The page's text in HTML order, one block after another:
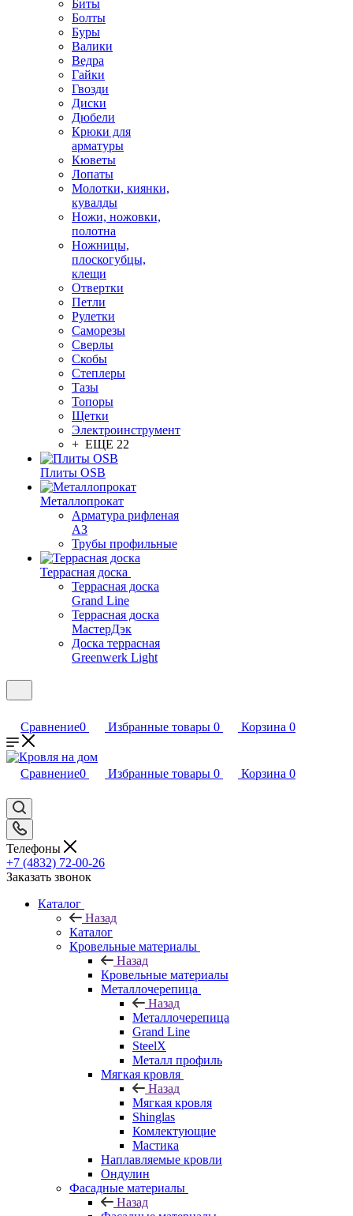
Биты
Болты
Буры
Валики
Ведра
Гайки
Гвозди
Диски
Дюбели
Крюки для
арматуры
Кюветы
Лопаты
Молотки, киянки,
кувалды
Ножи, ножовки,
полотна
Ножницы,
плоскогубцы,
клещи
Отвертки
Петли
Рулетки
Саморезы
Сверлы
Скобы
Степлеры
Тазы
Топоры
Щетки
Электроинструмент
+ ЕЩЕ 22
Плиты OSB
Металлопрокат
Арматура рифленая
АЗ
Трубы профильные
Террасная доска
Террасная доска
Grand Line
Террасная доска
МастерДэк
Доска террасная
Greenwerk Light
Сравнение0 Избранные товары 0 Корзина 0
Сравнение0 Избранные товары 0 Корзина 0
Телефоны
+7 (4832) 72-00-26
Заказать звонок
Каталог
Назад
Каталог
Кровельные материалы
Назад
Кровельные материалы
Металлочерепица
Назад
Металлочерепица
Grand Line
SteelX
Металл профиль
Мягкая кровля
Назад
Мягкая кровля
Shinglas
Комлектующие
Мастика
Наплавляемые кровли
Ондулин
Фасадные материалы
Назад